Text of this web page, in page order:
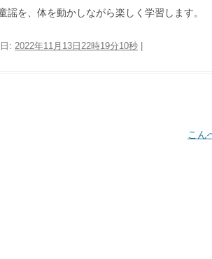
を、体を動かしながら楽しく学習します。
: 2022年11月13日22時19分10秒
こん